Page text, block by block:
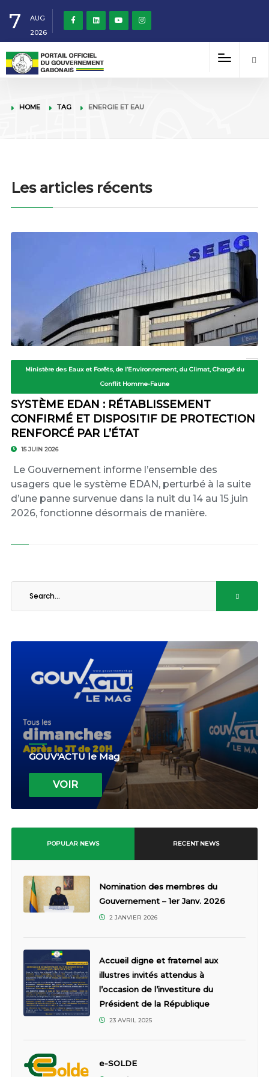
7
AUG
2026
HOME TAG ENERGIE ET EAU
Les articles récents
Ministère des Eaux et Forêts, de l’Environnement, du Climat, Chargé du
Conflit Homme-Faune
SYSTÈME EDAN : RÉTABLISSEMENT
CONFIRMÉ ET DISPOSITIF DE PROTECTION
RENFORCÉ PAR L’ÉTAT
15 JUIN 2026
Le Gouvernement informe l’ensemble des
usagers que le système EDAN, perturbé à la suite
d’une panne survenue dans la nuit du 14 au 15 juin
2026, fonctionne désormais de manière.
GOUV'ACTU le Mag
VOIR
POPULAR NEWS RECENT NEWS
Nomination des membres du
Gouvernement – 1er Janv. 2026
2 JANVIER 2026
Accueil digne et fraternel aux
illustres invités attendus à
l’occasion de l’investiture du
Président de la République
23 AVRIL 2025
e-SOLDE